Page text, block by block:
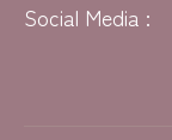
Social Media :